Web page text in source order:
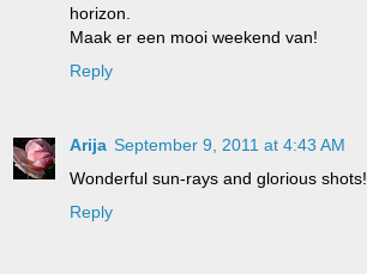
horizon.
Maak er een mooi weekend van!
Reply
Arija September 9, 2011 at 4:43 AM
Wonderful sun-rays and glorious shots!
Reply